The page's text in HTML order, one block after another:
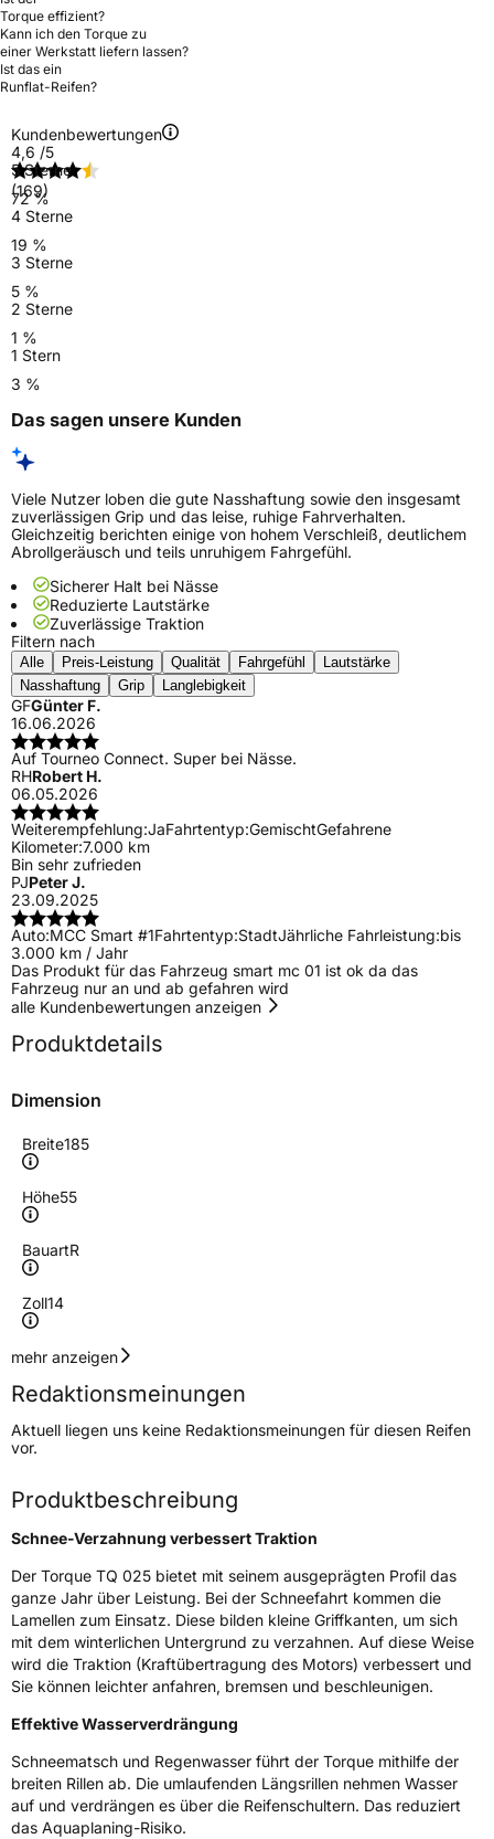
Torque effizient?
Kann ich den Torque zu
einer Werkstatt liefern lassen?
Ist das ein
Runflat-Reifen?
Kundenbewertungen
4,6 /5
(169)
5 Sterne
72 %
4 Sterne
19 %
3 Sterne
5 %
2 Sterne
1 %
1 Stern
3 %
Das sagen unsere Kunden
Viele Nutzer loben die gute Nasshaftung sowie den insgesamt
zuverlässigen Grip und das leise, ruhige Fahrverhalten.
Gleichzeitig berichten einige von hohem Verschleiß, deutlichem
Abrollgeräusch und teils unruhigem Fahrgefühl.
Sicherer Halt bei Nässe
Reduzierte Lautstärke
Zuverlässige Traktion
Filtern nach
Alle Preis-Leistung Qualität Fahrgefühl
Lautstärke
Nasshaftung
Grip Langlebigkeit
GFGünter F.
16.06.2026
Auf Tourneo Connect. Super bei Nässe.
RHRobert H.
06.05.2026
Weiterempfehlung:JaFahrtentyp:GemischtGefahrene
Kilometer:7.000 km
Bin sehr zufrieden
PJPeter J.
23.09.2025
Auto:MCC Smart #1Fahrtentyp:StadtJährliche Fahrleistung:bis
3.000 km / Jahr
Das Produkt für das Fahrzeug smart mc 01 ist ok da das
Fahrzeug nur an und ab gefahren wird
alle Kundenbewertungen anzeigen
Produktdetails
Dimension
Breite185
Höhe55
BauartR
Zoll14
Geschwindigkeitsindex
Höchstgeschwindigkeit
210 km/h
Lastindex80
Höchstlast450 kg
Gewicht (in kg)
Generelle Merkmale
Fahrzeugtyp PKW
VerwendungGanzjahresreifen
ModellnameTQ 025
FahrzeugartPKW & SUV
Weitere Eigenschaften
SchlauchtypTL
mehr anzeigen
Redaktionsmeinungen
Aktuell liegen uns keine Redaktionsmeinungen für diesen Reifen
vor.
Produktbeschreibung
Schnee-Verzahnung verbessert Traktion
Der Torque TQ 025 bietet mit seinem ausgeprägten Profil das
ganze Jahr über Leistung. Bei der Schneefahrt kommen die
Lamellen zum Einsatz. Diese bilden kleine Griffkanten, um sich
mit dem winterlichen Untergrund zu verzahnen. Auf diese Weise
wird die Traktion (Kraftübertragung des Motors) verbessert und
Sie können leichter anfahren, bremsen und beschleunigen.
Effektive Wasserverdrängung
Schneematsch und Regenwasser führt der Torque mithilfe der
breiten Rillen ab. Die umlaufenden Längsrillen nehmen Wasser
auf und verdrängen es über die Reifenschultern. Das reduziert
das Aquaplaning-Risiko.